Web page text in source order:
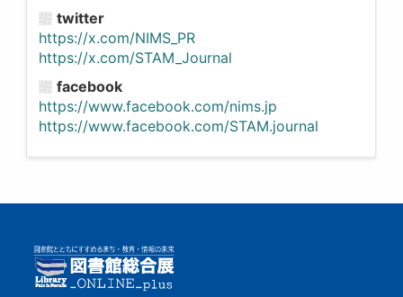
twitter
https://x.com/NIMS_PR
https://x.com/STAM_Journal
facebook
https://www.facebook.com/nims.jp
https://www.facebook.com/STAM.journal